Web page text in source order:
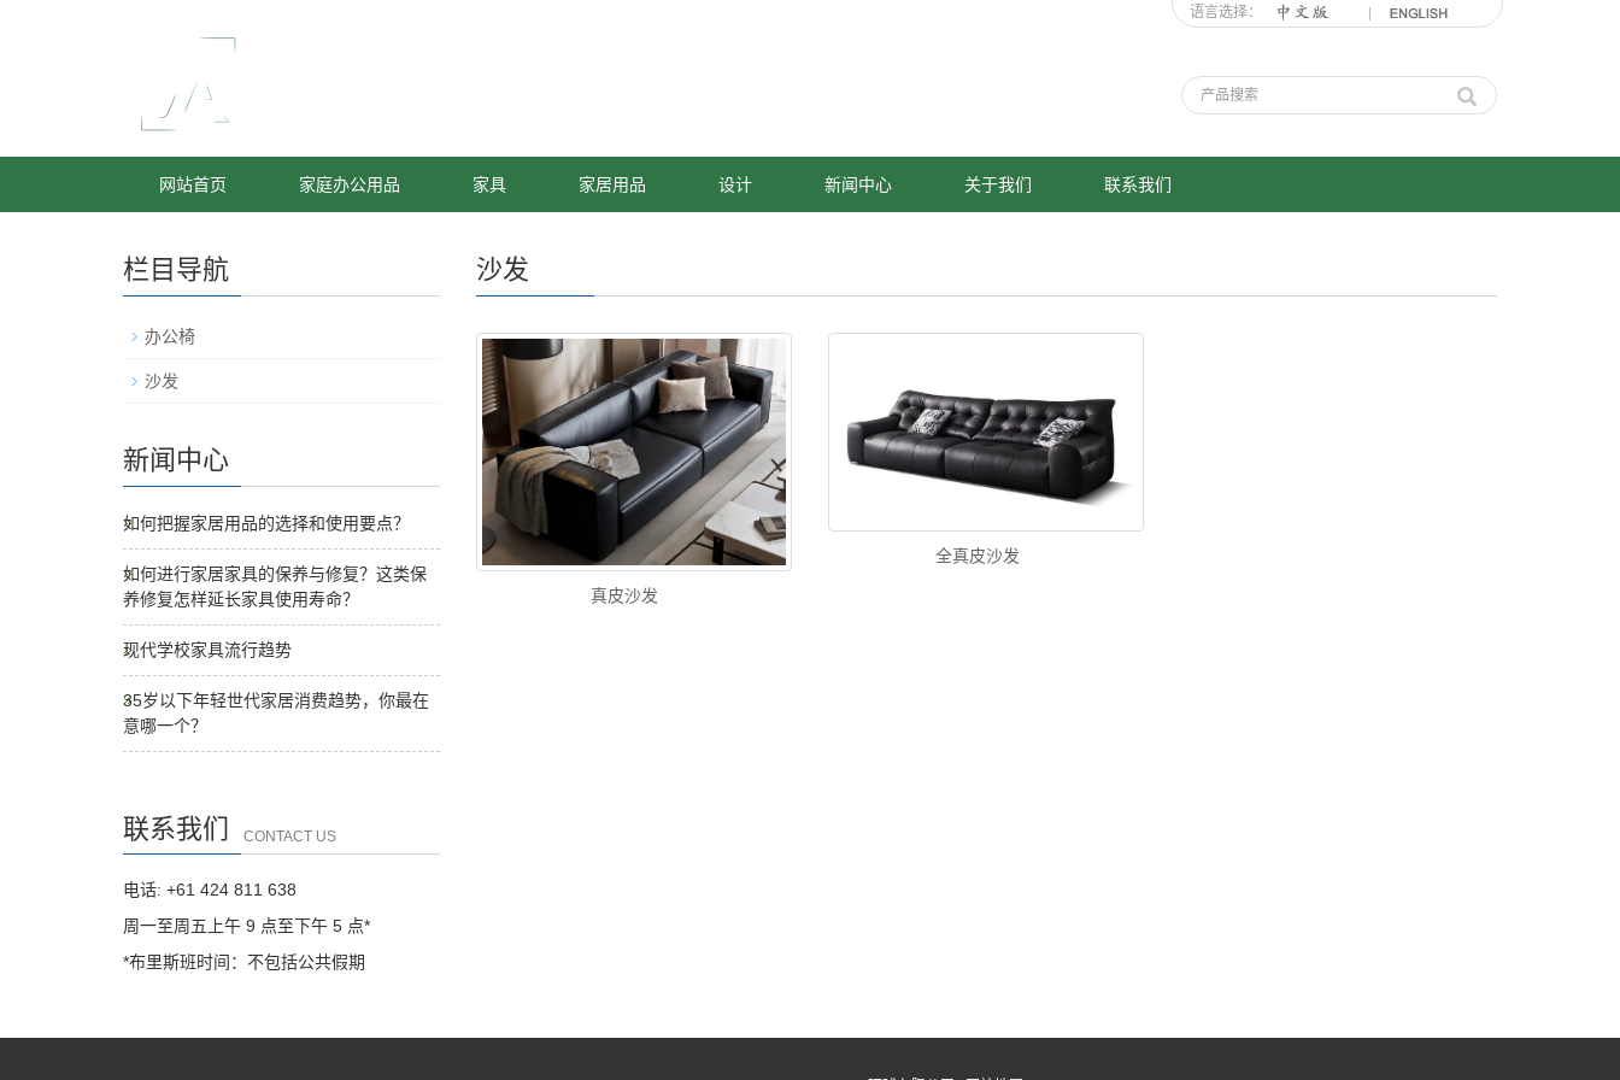
语言选择：
网站首页 家庭办公用品 家具 家居用品 设计 新闻中心 关于我们 联系我们
沙发
真皮沙发
全真皮沙发
栏目导航
办公椅
沙发
新闻中心
如何把握家居用品的选择和使用要点？
如何进行家居家具的保养与修复？这类保
养修复怎样延长家具使用寿命？
现代学校家具流行趋势
35岁以下年轻世代家居消费趋势，你最在
意哪一个？
联系我们 CONTACT US
电话: +61 424 811 638
周一至周五上午 9 点至下午 5 点*
*布里斯班时间：不包括公共假期